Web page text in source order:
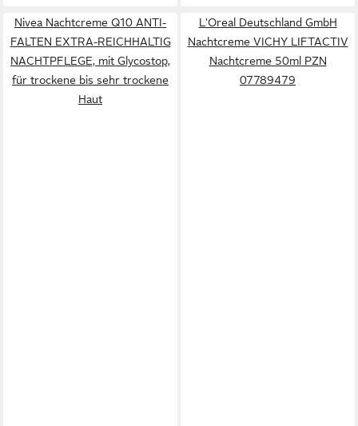
Nivea Nachtcreme Q10 ANTI-
FALTEN EXTRA-REICHHALTIG
NACHTPFLEGE, mit Glycostop,
für trockene bis sehr trockene
Haut
L'Oreal Deutschland GmbH
Nachtcreme VICHY LIFTACTIV
Nachtcreme 50ml PZN
07789479